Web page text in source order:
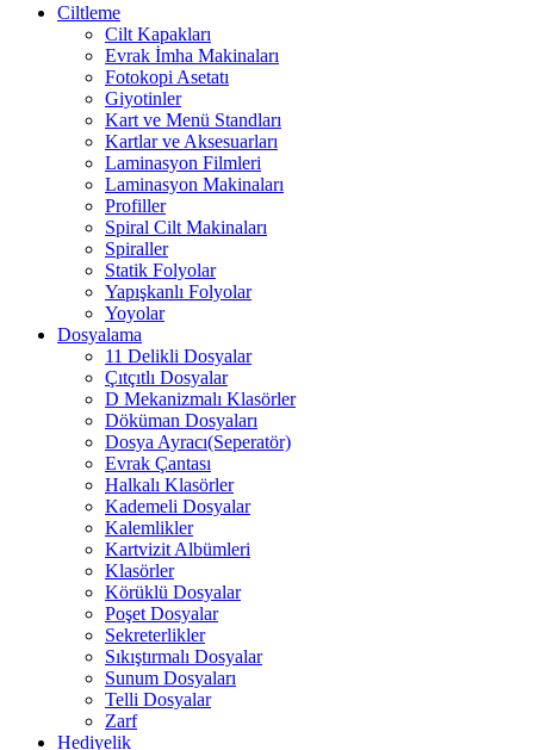
Ciltleme
Cilt Kapakları
Evrak İmha Makinaları
Fotokopi Asetatı
Giyotinler
Kart ve Menü Standları
Kartlar ve Aksesuarları
Laminasyon Filmleri
Laminasyon Makinaları
Profiller
Spiral Cilt Makinaları
Spiraller
Statik Folyolar
Yapışkanlı Folyolar
Yoyolar
Dosyalama
11 Delikli Dosyalar
Çıtçıtlı Dosyalar
D Mekanizmalı Klasörler
Döküman Dosyaları
Dosya Ayracı(Seperatör)
Evrak Çantası
Halkalı Klasörler
Kademeli Dosyalar
Kalemlikler
Kartvizit Albümleri
Klasörler
Körüklü Dosyalar
Poşet Dosyalar
Sekreterlikler
Sıkıştırmalı Dosyalar
Sunum Dosyaları
Telli Dosyalar
Zarf
Hediyelik